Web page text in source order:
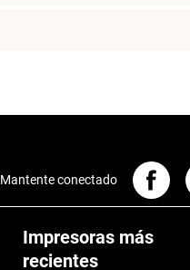
Impresoras más
recientes
Mantente conectado